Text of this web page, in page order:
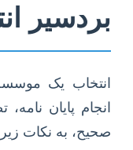
بردسیر
انتخاب یک
انجام پایان
صحیح، به نکات زیر